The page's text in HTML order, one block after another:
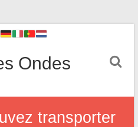
Ondes
transporter